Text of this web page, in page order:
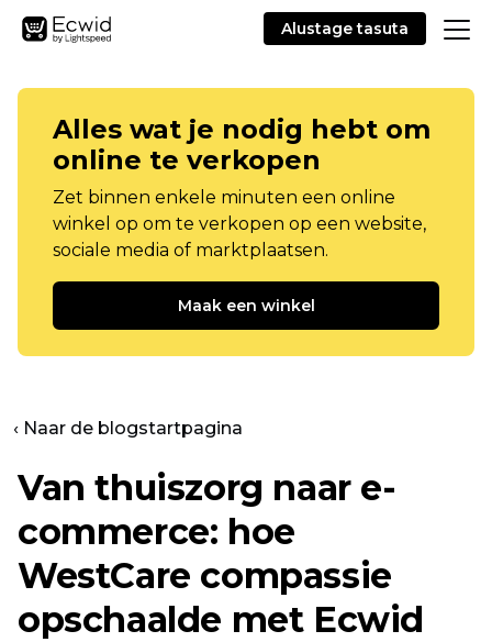
Alustage tasuta
Alles wat je nodig hebt om
online te verkopen
Zet binnen enkele minuten een online
winkel op om te verkopen op een website,
sociale media of marktplaatsen.
Maak een winkel
‹ Naar de blogstartpagina
Van thuiszorg naar e-
commerce: hoe
WestCare compassie
opschaalde met Ecwid